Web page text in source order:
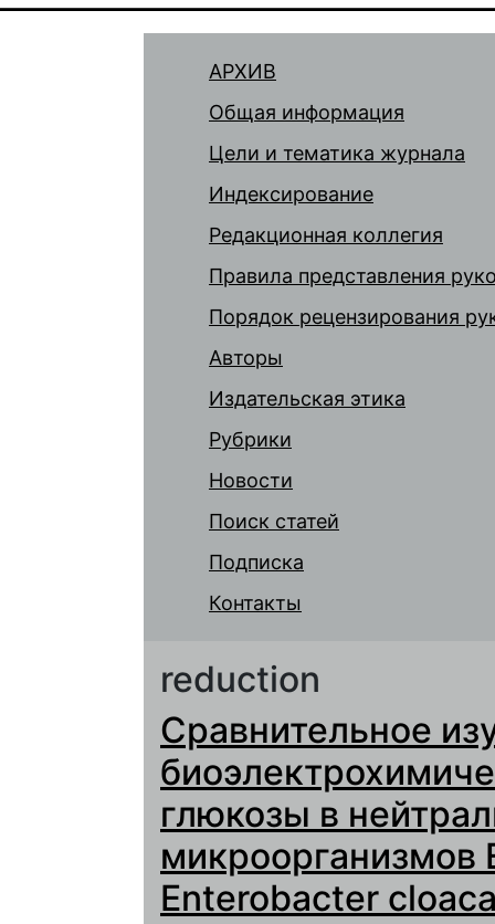
АРХИВ
Общая информация
Цели и тематика журнала
Индексирование
Редакционная коллегия
Правила представления
Порядок рецензирования
Авторы
Издательская этика
Рубрики
Новости
Поиск статей
Подписка
Контакты
reduction
Сравнительное
глюкозы в
микроорганизмов
Enterobacter